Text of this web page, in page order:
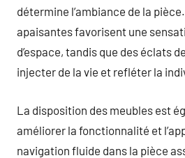
détermine l’ambiance de la
apaisantes favorisent une
d’espace, tandis que des éclats
injecter de la vie et refléter la
La disposition des meubles est
améliorer la fonctionnalité et
navigation fluide dans la pièce